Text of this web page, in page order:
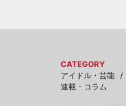
CATEGORY
アイドル・芸能
連載・コラム